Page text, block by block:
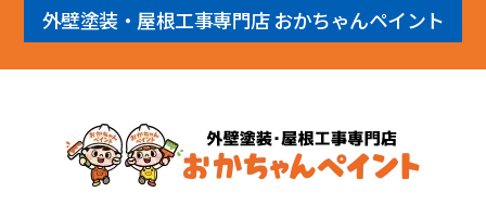
外壁塗装・屋根工事専門店 おかちゃんペイント